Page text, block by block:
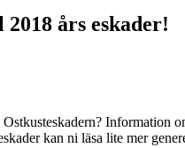
års eskader!
kan ni läsa lite mer